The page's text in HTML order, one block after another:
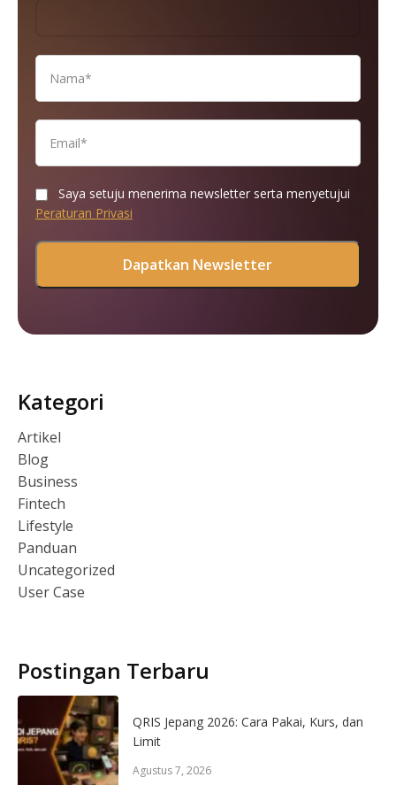
Saya setuju menerima newsletter serta menyetujui
Peraturan Privasi
Kategori
Artikel
Blog
Business
Fintech
Lifestyle
Panduan
Uncategorized
User Case
Postingan Terbaru
QRIS Jepang 2026: Cara Pakai, Kurs, dan
Limit
Agustus 7, 2026